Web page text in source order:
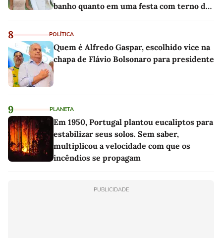
banho quanto em uma festa com terno de
8 POLÍTICA
Quem é Alfredo Gaspar, escolhido vice na
chapa de Flávio Bolsonaro para presidente
9 PLANETA
Em 1950, Portugal plantou eucaliptos para
estabilizar seus solos. Sem saber,
multiplicou a velocidade com que os
incêndios se propagam
PUBLICIDADE